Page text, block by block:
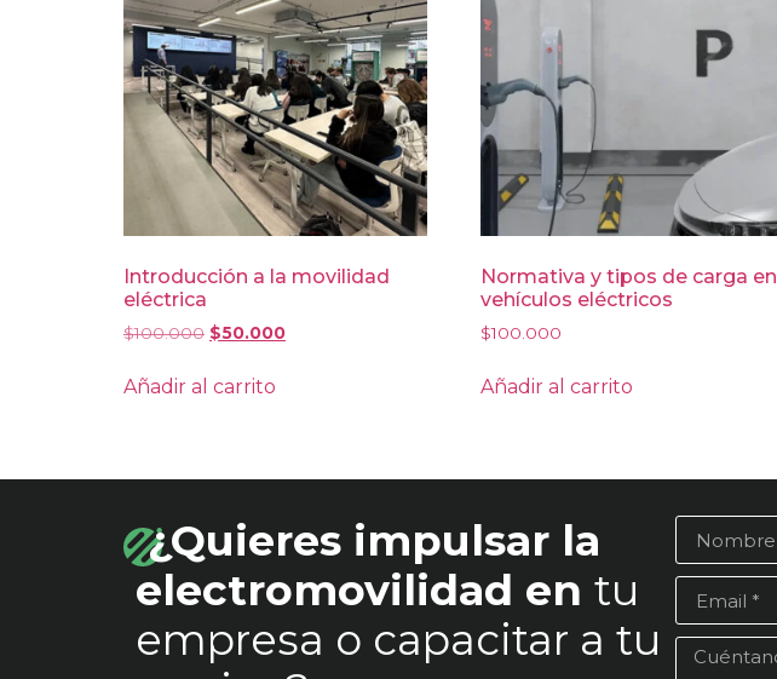
Introducción a la movilidad
eléctrica
$100.000 $50.000
Añadir al carrito
Normativa y tipos de carga en
vehículos eléctricos
$100.000
Añadir al carrito
¿Quieres impulsar la
electromovilidad entu
empresa o capacitar a tu